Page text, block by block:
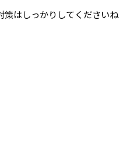
策はしっかりしてくださいね